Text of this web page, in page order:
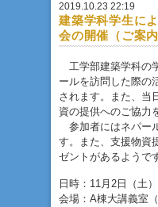
2019.10.23 22:19
建築学科学生に
会の開催（ご案内
工学部建築学科の
ールを訪問した際の
されます。また、当
資の提供へのご協力
参加者にはネパー
す。また、支援物資
ゼントがあるようで
日時：11月2日（土
会場：A棟大講義室（